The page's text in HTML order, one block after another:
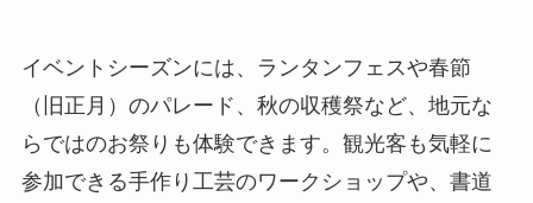
イベントシーズンには、ランタンフェスや春節
（旧正月）のパレード、秋の収穫祭など、地元な
らではのお祭りも体験できます。観光客も気軽に
参加できる手作り工芸のワークショップや、書道